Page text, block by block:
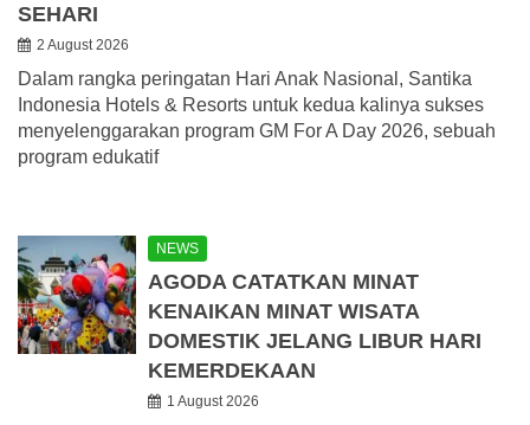
SEHARI
2 August 2026
Dalam rangka peringatan Hari Anak Nasional, Santika
Indonesia Hotels & Resorts untuk kedua kalinya sukses
menyelenggarakan program GM For A Day 2026, sebuah
program edukatif
NEWS
AGODA CATATKAN MINAT
KENAIKAN MINAT WISATA
DOMESTIK JELANG LIBUR HARI
KEMERDEKAAN
1 August 2026